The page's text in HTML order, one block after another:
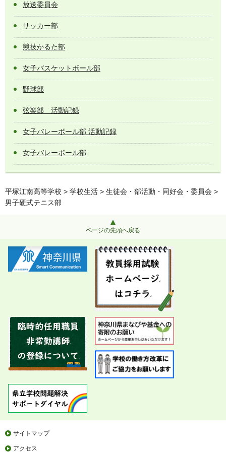
放送委員会
サッカー部
競技かるた部
女子バスケットボール部
野球部
弦楽部 活動記録
女子バレーボール部 活動記録
女子バレーボール部
平塚江南高等学校 > 学校生活 > 生徒会・部活動・同好会・委員会 >
男子硬式テニス部
ページの先頭へ戻る
サイトマップ
アクセス